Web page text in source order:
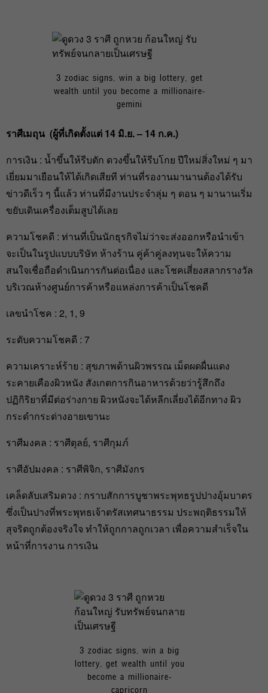
3 zodiac signs, win a big lottery, get
wealth until you become a millionaire-
gemini
ราศีเมถุน (ผู้ที่เกิดตั้งแต่ 14 มิ.ย. – 14 ก.ค.)
การเงิน : น้ำขึ้นให้รีบตัก ดวงขึ้นให้รีบโกย ปีใหม่สิ่งใหม่ ๆ มา
เยี่ยมมาเยือนให้ได้เกิดเสียที ท่านที่รองานมานานต้องได้รับ
ข่าวดีเร็ว ๆ นี้แล้ว ท่านที่มีงานประจำลุ่ม ๆ ดอน ๆ มานานเริ่ม
ขยับเดินเครื่องเต็มสูบได้เลย
ความโชคดี : ท่านที่เป็นนักธุรกิจไม่ว่าจะส่งออกหรือนำเข้า
จะเป็นในรูปแบบบริษัท ห้างร้าน คู่ค้าคู่ลงทุนจะให้ความ
สนใจเชื่อถือดำเนินการกันต่อเนื่อง และโชคเสี่ยงสลากรางวัล
บริเวณห้างศูนย์การค้าหรือแหล่งการค้าเป็นโชคดี
เลขนำโชค : 2, 1, 9
ระดับความโชคดี : 7
ความเคราะห์ร้าย : สุขภาพด้านผิวพรรณ เม็ดผดผื่นแดง
ระคายเคืองผิวหนัง สังเกตการกินอาหารด้วยว่ารู้สึกถึง
ปฏิกิริยาที่มีต่อร่างกาย ผิวหนังจะได้หลีกเลี่ยงได้อีกทาง ผิว
กระดำกระด่างอายเขานะ
ราศีมงคล : ราศีตุลย์, ราศีกุมภ์
ราศีอัปมงคล : ราศีพิจิก, ราศีมังกร
เคล็ดลับเสริมดวง : กราบสักการบูชาพระพุทธรูปปางอุ้มบาตร
ซึ่งเป็นปางที่พระพุทธเจ้าตรัสเทศนาธรรม ประพฤติธรรมให้
สุจริตถูกต้องจริงใจ ทำให้ถูกกาลถูกเวลา เพื่อความสำเร็จใน
หน้าที่การงาน การเงิน
3 zodiac signs, win a big
lottery, get wealth until you
become a millionaire-